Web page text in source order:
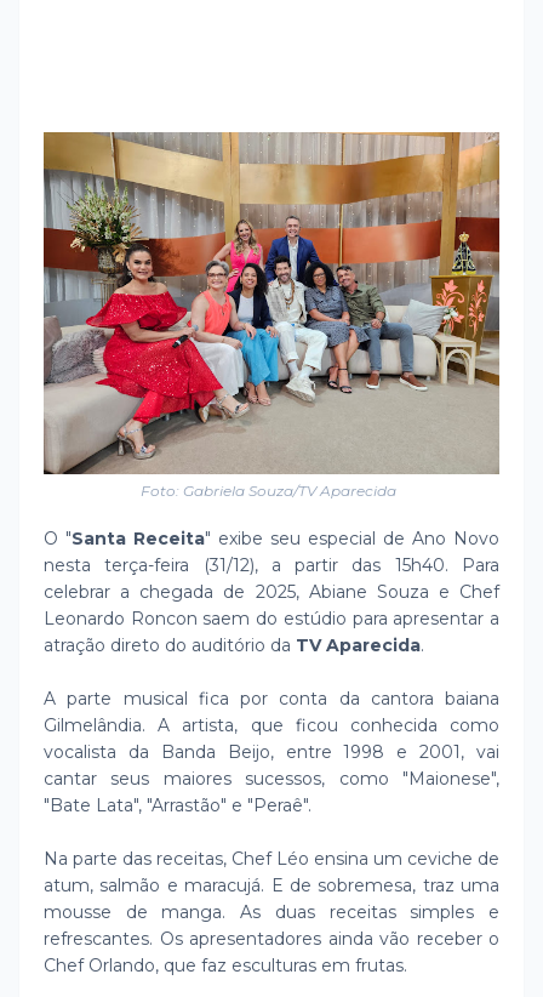
Foto: Gabriela Souza/TV Aparecida
O "Santa Receita" exibe seu especial de Ano Novo
nesta terça-feira (31/12), a partir das 15h40. Para
celebrar a chegada de 2025, Abiane Souza e Chef
Leonardo Roncon saem do estúdio para apresentar a
atração direto do auditório da TV Aparecida.
A parte musical fica por conta da cantora baiana
Gilmelândia. A artista, que ficou conhecida como
vocalista da Banda Beijo, entre 1998 e 2001, vai
cantar seus maiores sucessos, como "Maionese",
"Bate Lata", "Arrastão" e "Peraê".
Na parte das receitas, Chef Léo ensina um ceviche de
atum, salmão e maracujá. E de sobremesa, traz uma
mousse de manga. As duas receitas simples e
refrescantes. Os apresentadores ainda vão receber o
Chef Orlando, que faz esculturas em frutas.